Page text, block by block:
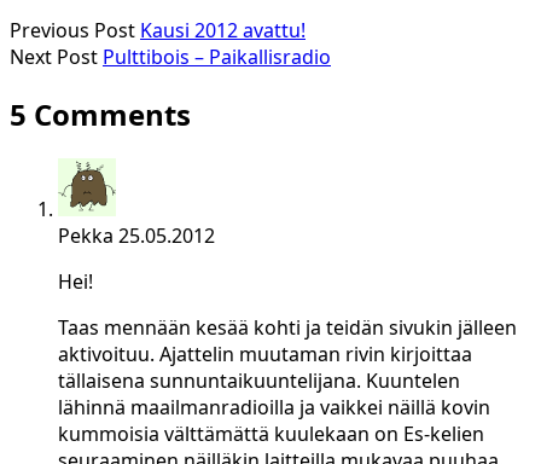
Previous Post Kausi 2012 avattu!
Next Post Pulttibois – Paikallisradio
5 Comments
Pekka 25.05.2012
Hei!
Taas mennään kesää kohti ja teidän sivukin jälleen
aktivoituu. Ajattelin muutaman rivin kirjoittaa
tällaisena sunnuntaikuuntelijana. Kuuntelen
lähinnä maailmanradioilla ja vaikkei näillä kovin
kummoisia välttämättä kuulekaan on Es-kelien